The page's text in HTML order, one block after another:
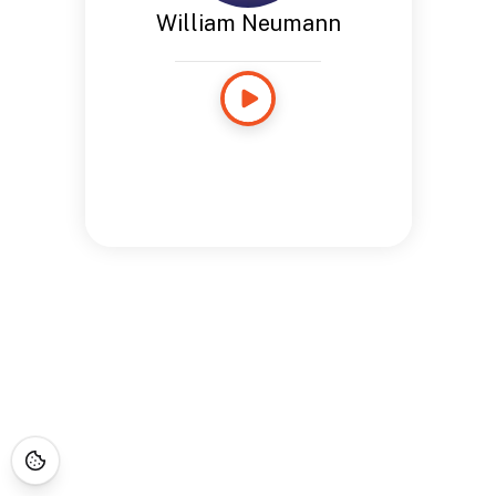
William Neumann